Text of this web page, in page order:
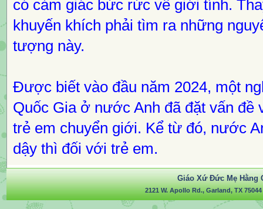
có cảm giác bức rức về giới tính.
khuyến khích phải tìm ra những
tượng này.
Được biết vào đầu năm 2024, một
Quốc Gia ở nước Anh đã đặt vấn đề
trẻ em chuyển giới. Kể từ đó, nước
dậy thì đối với trẻ em.
Giáo Xứ Đức Mẹ Hằng
2121 W. Apollo Rd., Garland, TX 75044